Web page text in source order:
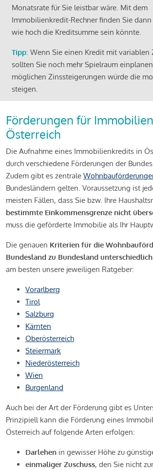
Monatsrate für Sie leistbar wäre. Mit dem
Immobilienkredit-Rechner finden Sie dann
wie hoch die Kreditsumme sein könnte.
Tipp: Wenn Sie einen Kredit mit variablen
sollten Sie noch mehr Spielraum
möglichen Zinssteigerungen würde die
steigen.
Förderungen für
Österreich
Die Aufnahme eines Immobilienkredits in
durch verschiedene Förderungen der
Zudem gibt es zentrale
Bundesländern gelten. Voraussetzung ist
meisten Fällen, dass Sie bzw. Ihre
bestimmte Einkommensgrenze nicht
muss die geförderte Immobilie als Ihr
Die genauen Kriterien für die
Bundesland zu Bundesland unterschiedlich
am besten unsere jeweiligen Ratgeber:
Vorarlberg
Tirol
Salzburg
Kärnten
Oberösterreich
Steiermark
Niederösterreich
Wien
Burgenland
Auch bei der Art der Förderung gibt es
Prinzipiell kann die Förderung eines
Österreich auf folgende Arten erfolgen:
Darlehen in gewisser Höhe zu
einmaliger Zuschuss, den Sie nicht